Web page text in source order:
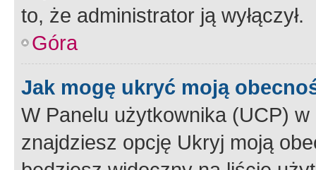
to, że administrator ją wyłączył.
Góra
Jak mogę ukryć moją
W Panelu użytkownika (UCP) w
znajdziesz opcję Ukryj moją